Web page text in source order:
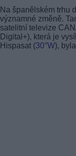
Na španělském trhu
významné změně.
satelitní televize
Digital+), která je
Hispasat (30°W),